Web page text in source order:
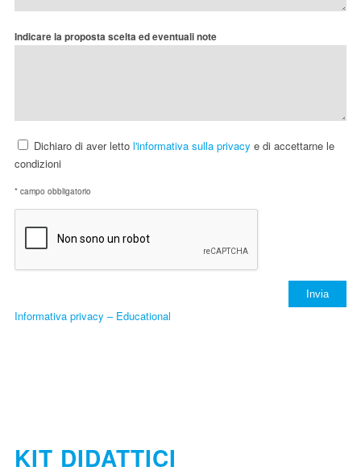
Indicare la proposta scelta ed eventuali note
Dichiaro di aver letto l'informativa sulla privacy e di accettarne le
condizioni
* campo obbligatorio
Informativa privacy – Educational
KIT DIDATTICI